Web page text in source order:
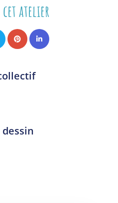
cet atelier
dessin